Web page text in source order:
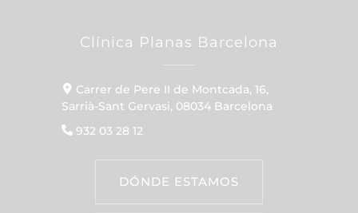
Clínica Planas Barcelona
Carrer de Pere II de Montcada, 16,
Sarrià-Sant Gervasi, 08034 Barcelona
932 03 28 12
DÓNDE ESTAMOS